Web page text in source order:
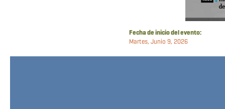
Fecha de inicio del evento:
Martes, Junio 9, 2026